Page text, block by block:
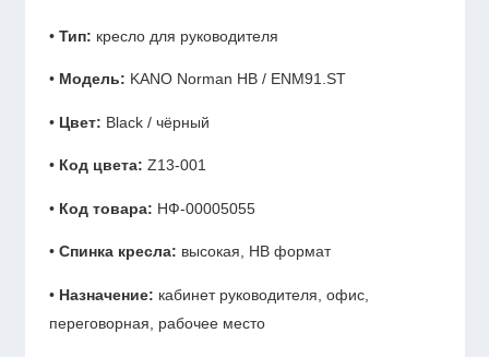
• Тип: кресло для руководителя
• Модель: KANO Norman HB / ENM91.ST
• Цвет: Black / чёрный
• Код цвета: Z13-001
• Код товара: НФ-00005055
• Спинка кресла: высокая, HB формат
• Назначение: кабинет руководителя, офис,
переговорная, рабочее место